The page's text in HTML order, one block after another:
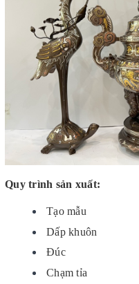
Quy trình sản xuất:
Tạo mẫu
Dấp khuôn
Đúc
Chạm tỉa